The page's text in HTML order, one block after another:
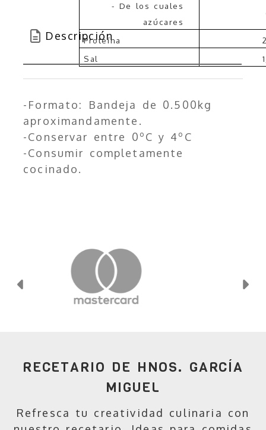
- De los cuales
azúcares
Proteína
Sal
Descripción
-Formato: Bandeja de 0.500kg
aproximandamente.
-Conservar entre 0ºC y 4ºC
-Consumir completamente
cocinado.
Anterior
RECETARIO DE HNOS. GARCÍA
MIGUEL
Refresca tu creatividad culinaria con
nuestro recetario. Ideas para comidas